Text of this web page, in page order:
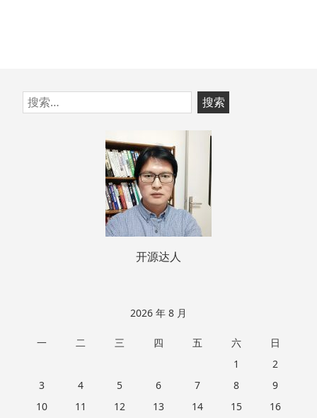
跳
至
搜
索：
开源达人
2026 年 8 月
一 二 三 四 五 六
日
1
2
3
4 5 6 7 8
9
10
11 12 13 14 15 16